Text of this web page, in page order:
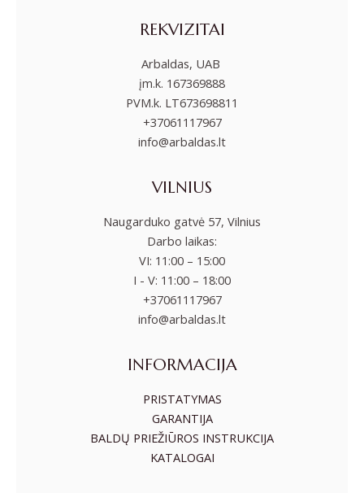
REKVIZITAI
Arbaldas, UAB
įm.k. 167369888
PVM.k. LT673698811
+37061117967
info@arbaldas.lt
VILNIUS
Naugarduko gatvė 57, Vilnius
Darbo laikas:
VI: 11:00 – 15:00
I - V: 11:00 – 18:00
+37061117967
info@arbaldas.lt
INFORMACIJA
PRISTATYMAS
GARANTIJA
BALDŲ PRIEŽIŪROS INSTRUKCIJA
KATALOGAI